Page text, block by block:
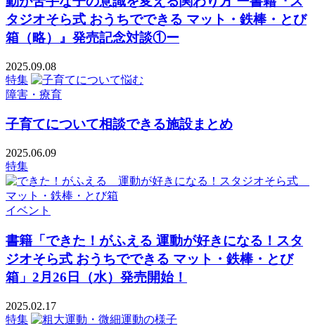
タジオそら式 おうちでできる マット・鉄棒・とび
箱（略）』発売記念対談①ー
2025.09.08
特集
障害・療育
子育てについて相談できる施設まとめ
2025.06.09
特集
イベント
書籍「できた！がふえる 運動が好きになる！スタ
ジオそら式 おうちでできる マット・鉄棒・とび
箱」2月26日（水）発売開始！
2025.02.17
特集